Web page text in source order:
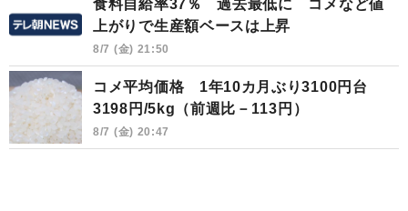
食料自給率37％ 過去最低に コメなど値
上がりで生産額ベースは上昇
8/7 (金) 21:50
コメ平均価格 1年10カ月ぶり3100円台
3198円/5kg（前週比－113円）
8/7 (金) 20:47